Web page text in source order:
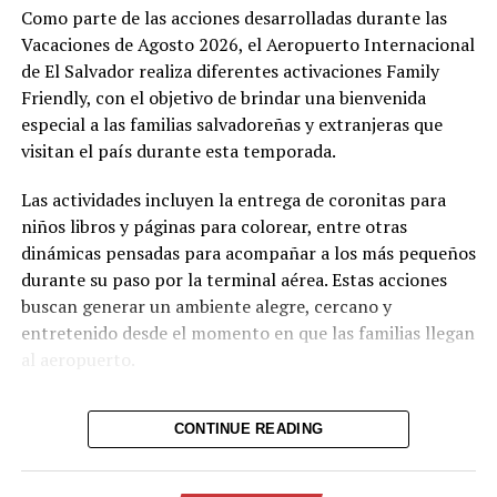
servicios Pet Friendly, opciones gastronómicas,
establecimientos comerciales y más de 1,800 espacios de
estacionamiento, complementados con 64 espacios para
recoger pasajeros en la nueva Terminal de Llegadas.
Para facilitar la atención a los viajeros, CEPA mantiene
habilitado el WhatsApp 7070-8312, donde los usuarios
pueden consultar información sobre vuelos, objetos
extraviados, estacionamiento, ubicación de servicios y
resolver dudas antes o durante su paso por el
aeropuerto.
Comparte esto:
Me gusta esto:
Como parte de las acciones desarrolladas durante las
Vacaciones de Agosto 2026, el Aeropuerto Internacional
de El Salvador realiza diferentes activaciones Family
Friendly, con el objetivo de brindar una bienvenida
especial a las familias salvadoreñas y extranjeras que
visitan el país durante esta temporada.
Las actividades incluyen la entrega de coronitas para
niños libros y páginas para colorear, entre otras
dinámicas pensadas para acompañar a los más pequeños
durante su paso por la terminal aérea. Estas acciones
buscan generar un ambiente alegre, cercano y
entretenido desde el momento en que las familias llegan
al aeropuerto.
Las activaciones complementan los servicios que ofrece
entre ellos espacios migratorios para familias, baños
CONTINUE READING